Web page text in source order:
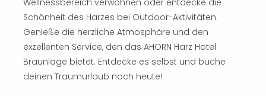
Wellnessbereich verwöhnen oder entdecke die
Schönheit des Harzes bei Outdoor-Aktivitäten.
Genieße die herzliche Atmosphäre und den
exzellenten Service, den das AHORN Harz Hotel
Braunlage bietet. Entdecke es selbst und buche
deinen Traumurlaub noch heute!